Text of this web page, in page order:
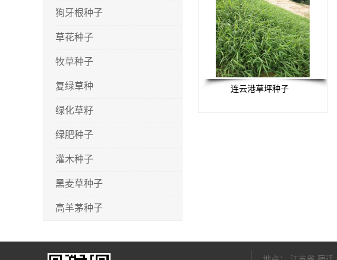
狗牙根种子
草花种子
牧草种子
复绿草种
绿化草籽
绿肥种子
灌木种子
黑麦草种子
高羊茅种子
剪股颖种子
连云港草坪种子